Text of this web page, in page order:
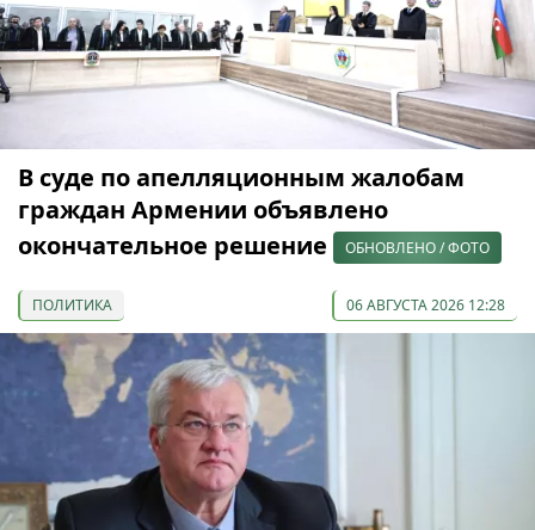
В суде по апелляционным жалобам
граждан Армении объявлено
окончательное решение
ОБНОВЛЕНО / ФОТО
ПОЛИТИКА 06 АВГУСТА 2026 12:28